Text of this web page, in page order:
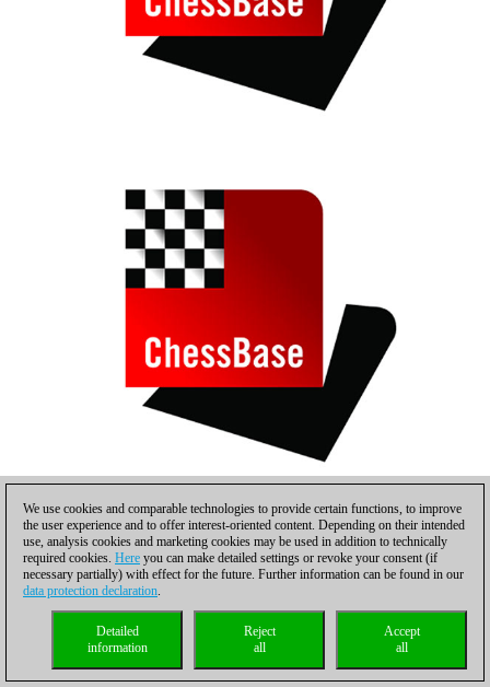
Wesley So
We use cookies and comparable technologies to provide certain functions, to improve
the user experience and to offer interest-oriented content. Depending on their intended
use, analysis cookies and marketing cookies may be used in addition to technically
required cookies. Here you can make detailed settings or revoke your consent (if
necessary partially) with effect for the future. Further information can be found in our
data protection declaration.
Accept
all
Reject
all
Detailed
information